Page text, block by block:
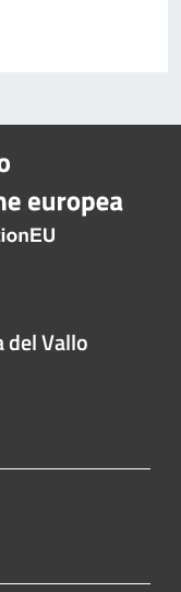
del Vallo